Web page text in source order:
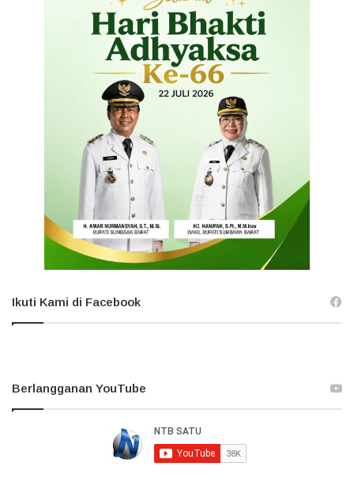
Ikuti Kami di Facebook
Berlangganan YouTube